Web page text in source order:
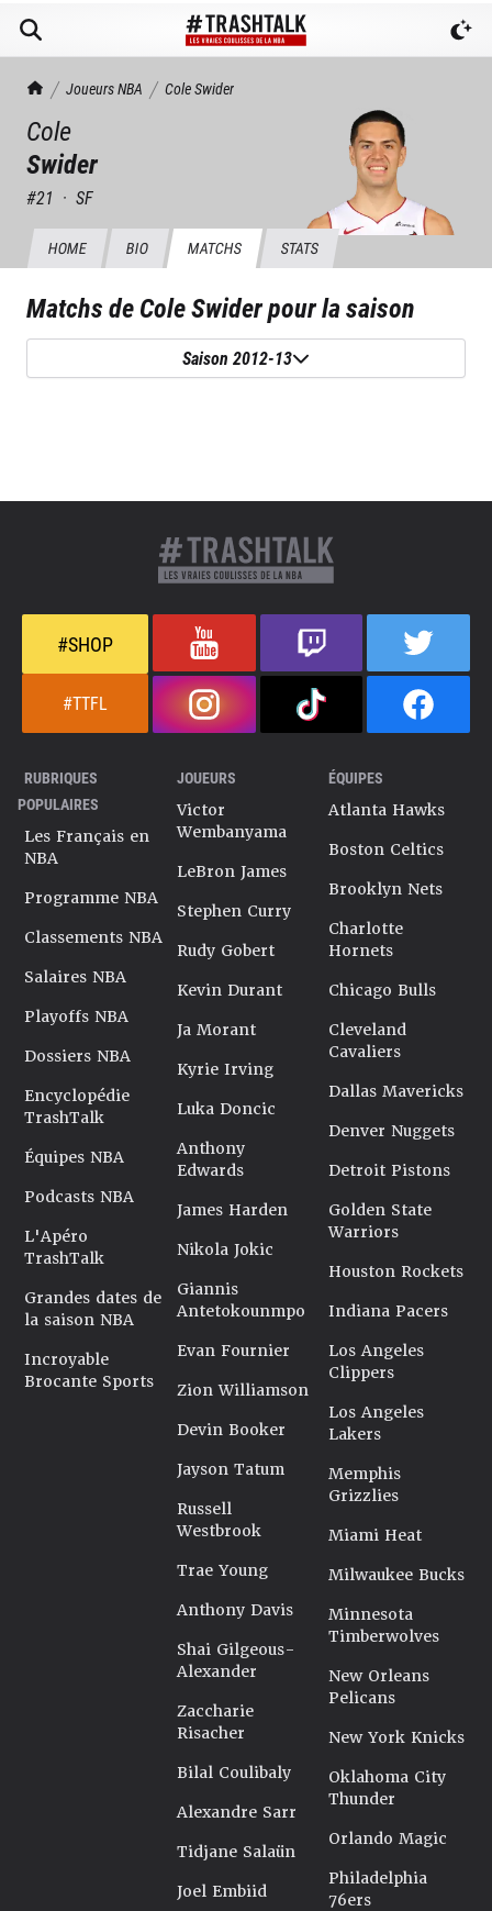
TrashTalk Actu NBA
Joueurs NBA ColeSwider
Cole
Swider
#21 · SF
HOME BIO MATCHS STATS
Matchs deCole Swiderpour la saison
Saison 2012-13
#SHOP
#TTFL
RUBRIQUES
POPULAIRES
Les Français en
NBA
Programme NBA
Classements NBA
Salaires NBA
Playoffs NBA
Dossiers NBA
Encyclopédie
TrashTalk
Équipes NBA
Podcasts NBA
L'Apéro
TrashTalk
Grandes dates de
la saison NBA
Incroyable
Brocante Sports
JOUEURS
Victor
Wembanyama
LeBron James
Stephen Curry
Rudy Gobert
Kevin Durant
Ja Morant
Kyrie Irving
Luka Doncic
Anthony
Edwards
James Harden
Nikola Jokic
Giannis
Antetokounmpo
Evan Fournier
Zion Williamson
Devin Booker
Jayson Tatum
Russell
Westbrook
Trae Young
Anthony Davis
Shai Gilgeous-
Alexander
Zaccharie
Risacher
Bilal Coulibaly
Alexandre Sarr
Tidjane Salaün
Joel Embiid
ÉQUIPES
Atlanta Hawks
Boston Celtics
Brooklyn Nets
Charlotte
Hornets
Chicago Bulls
Cleveland
Cavaliers
Dallas Mavericks
Denver Nuggets
Detroit Pistons
Golden State
Warriors
Houston Rockets
Indiana Pacers
Los Angeles
Clippers
Los Angeles
Lakers
Memphis
Grizzlies
Miami Heat
Milwaukee Bucks
Minnesota
Timberwolves
New Orleans
Pelicans
New York Knicks
Oklahoma City
Thunder
Orlando Magic
Philadelphia
76ers